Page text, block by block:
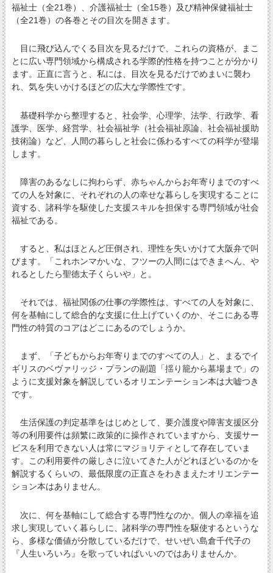
福祉士（全21巻）、介護福祉士（全15巻）及び精神保健福祉士
（全21巻）の各巻とその目次を開きます。
目に飛び込んでくる目次を見るだけで、これらの資格が、まこ
とに広い専門領域から構成される学際的性格を持つことが分かり
ます。正直に言うと、私には、目次を見るだけでめまいに襲わ
れ、気を失いかけるほどの広大な学際性です。
基礎科学から整理すると、社会学、心理学、法学、行政学、看
護学、医学、経営学、社会福祉学（社会福祉原論、社会福祉援助
技術論）など、人間の暮らしと社会に係わるすべての科学が登場
します。
障害のあるなしに拘わらず、赤ちゃんからお年寄りまでのすべ
ての人を対象に、それぞれの人の幸せな暮らしを実現することに
資する、諸科学を駆使した支援スキルを担保する専門領域が社会
福祉である。
すると、私はほとんど圧倒され、理性を失いかけて大阪弁で叫
びます。「これホンマかいな、フツーの人間にはできまへん、や
れるとしたら聖徳太子くらいや」と。
それでは、福祉関係の仕事の学際性は、すべての人を対象に、
何を基軸にして総合的な支援に仕上げていくのか、そこにある専
門性の特質のコアはどこにあるのでしょうか。
まず、「子どもからお年寄りまでのすべての人」と、まるでイ
ギリスのベヴァリッジ・プランの副題「揺り籠から墓場まで」の
ように支援対象を解説しているオリエンテーション本は大嘘つき
です。
生活保護の判定基準をはじめとして、要介護度や障害支援区分
等の利用要件は頻繁に政策的に操作されていますから、支援サー
ビスを利用できない人は常にマジョリティとして存在していま
す。この利用要件の厳しさに泣いてきた人がどれほどいるのかを
解説するくらいの、最低限度の正直さをわきまえたオリエンテー
ション本はありません。
次に、何を基軸にして総合する専門性なのか。個人の幸福を追
求し実現していく暮らしに、諸科学の専門性を駆使するというな
ら、多様な価値が分散しているだけで、せいぜい島倉千代子の
『人生いろいろ』を歌っていればいいのではありませんか。